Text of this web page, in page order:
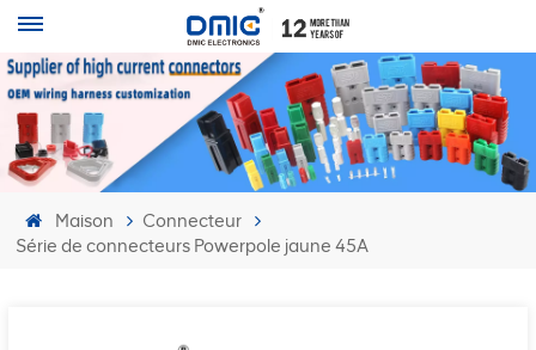
Maison
Connecteur
Série de connecteurs Powerpole jaune 45A